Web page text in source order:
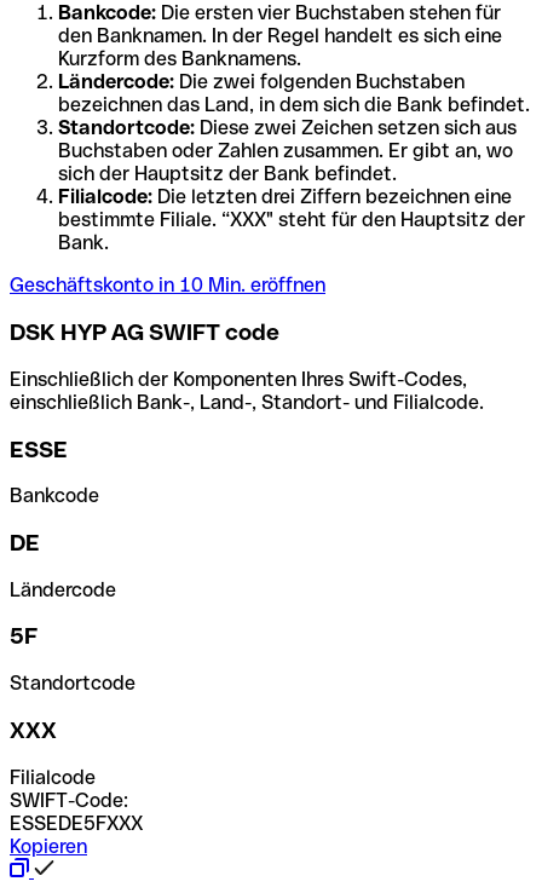
Bankcode: Die ersten vier Buchstaben stehen für
den Banknamen. In der Regel handelt es sich eine
Kurzform des Banknamens.
Ländercode: Die zwei folgenden Buchstaben
bezeichnen das Land, in dem sich die Bank befindet.
Standortcode: Diese zwei Zeichen setzen sich aus
Buchstaben oder Zahlen zusammen. Er gibt an, wo
sich der Hauptsitz der Bank befindet.
Filialcode: Die letzten drei Ziffern bezeichnen eine
bestimmte Filiale. “XXX" steht für den Hauptsitz der
Bank.
Geschäftskonto in 10 Min. eröffnen
DSK HYP AG SWIFT code
Einschließlich der Komponenten Ihres Swift-Codes,
einschließlich Bank-, Land-, Standort- und Filialcode.
ESSE
Bankcode
DE
Ländercode
5F
Standortcode
XXX
Filialcode
SWIFT-Code:
ESSEDE5FXXX
Kopieren